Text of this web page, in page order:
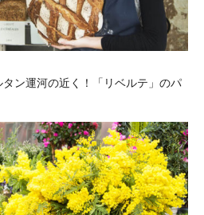
タン運河の近く！「リベルテ」のパ